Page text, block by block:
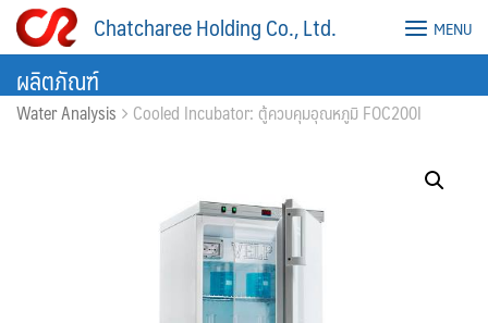
Skip
Chatcharee Holding Co., Ltd. MENU
ผลิตภัณฑ์
Water Analysis Cooled Incubator: ตู้ควบคุมอุณหภูมิ FOC200I